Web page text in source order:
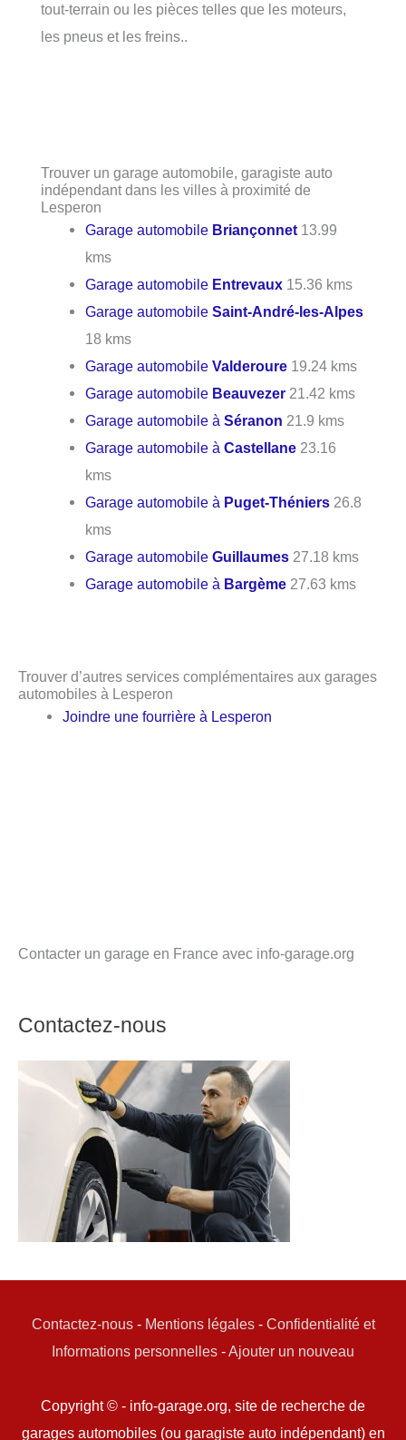
tout-terrain ou les pièces telles que les moteurs,
les pneus et les freins..
Trouver un garage automobile, garagiste auto
indépendant dans les villes à proximité de
Lesperon
Garage automobile Briançonnet 13.99
kms
Garage automobile Entrevaux 15.36 kms
Garage automobileSaint-André-les-Alpes
18 kms
Garage automobileValderoure 19.24 kms
Garage automobile Beauvezer 21.42 kms
Garage automobile àSéranon 21.9 kms
Garage automobile àCastellane 23.16
kms
Garage automobile à Puget-Théniers 26.8
kms
Garage automobileGuillaumes 27.18 kms
Garage automobile à Bargème 27.63 kms
Trouver d’autres services complémentaires aux garages
automobiles à Lesperon
Joindre une fourrière à Lesperon
Contacter un garage en France avec info-garage.org
Contactez-nous
Contactez-nous- Mentions légales- Confidentialité et
Informations personnelles -Ajouter un nouveau
Copyright © - info-garage.org, site de recherche de
garages automobiles (ou garagiste auto indépendant) en